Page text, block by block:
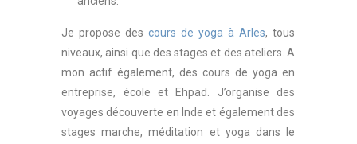
Je propose des cours de yoga à Arles, tous
niveaux, ainsi que des stages et des ateliers. A
mon actif également, des cours de yoga en
entreprise, école et Ehpad. J’organise des
voyages découverte en Inde et également des
stages marche, méditation et yoga dans le